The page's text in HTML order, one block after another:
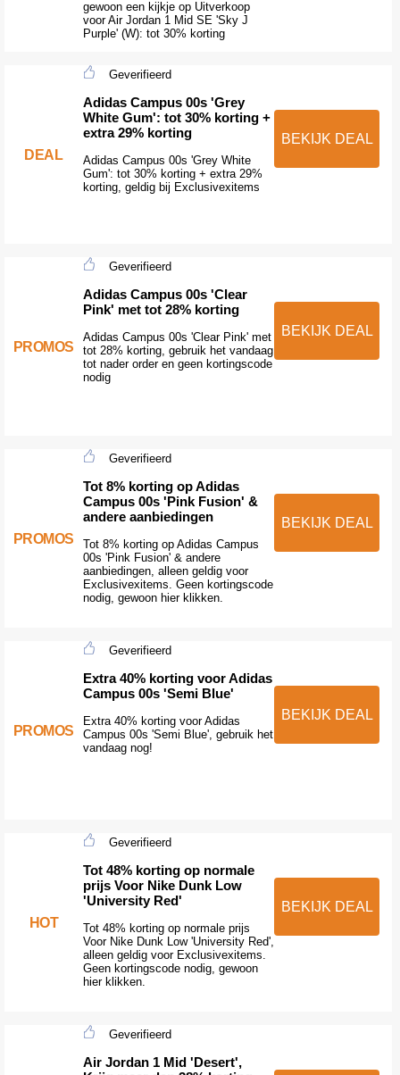
gewoon een kijkje op Uitverkoop
voor Air Jordan 1 Mid SE 'Sky J
Purple' (W): tot 30% korting
DEAL
Geverifieerd
Adidas Campus 00s 'Grey
White Gum': tot 30% korting +
extra 29% korting
Adidas Campus 00s 'Grey White
Gum': tot 30% korting + extra 29%
korting, geldig bij Exclusivexitems
BEKIJK DEAL
PROMOS
Geverifieerd
Adidas Campus 00s 'Clear
Pink' met tot 28% korting
Adidas Campus 00s 'Clear Pink' met
tot 28% korting, gebruik het vandaag
tot nader order en geen kortingscode
nodig
BEKIJK DEAL
PROMOS
Geverifieerd
Tot 8% korting op Adidas
Campus 00s 'Pink Fusion' &
andere aanbiedingen
Tot 8% korting op Adidas Campus
00s 'Pink Fusion' & andere
aanbiedingen, alleen geldig voor
Exclusivexitems. Geen kortingscode
nodig, gewoon hier klikken.
BEKIJK DEAL
PROMOS
Geverifieerd
Extra 40% korting voor Adidas
Campus 00s 'Semi Blue'
Extra 40% korting voor Adidas
Campus 00s 'Semi Blue', gebruik het
vandaag nog!
BEKIJK DEAL
HOT
Geverifieerd
Tot 48% korting op normale
prijs Voor Nike Dunk Low
'University Red'
Tot 48% korting op normale prijs
Voor Nike Dunk Low 'University Red',
alleen geldig voor Exclusivexitems.
Geen kortingscode nodig, gewoon
hier klikken.
BEKIJK DEAL
Geverifieerd
Air Jordan 1 Mid 'Desert',